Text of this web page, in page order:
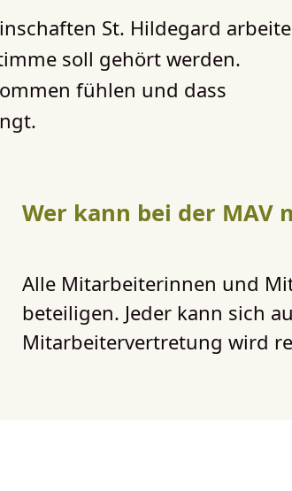
St. Hildegard
soll gehört werden.
fühlen und dass
Wer kann bei der MAV
Alle Mitarbeiterinnen und
beteiligen. Jeder kann sich
Mitarbeitervertretung wird